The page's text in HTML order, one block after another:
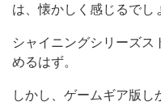
は、懐かしく感じるでし
シャイニングシリーズス
めるはず。
しかし、ゲームギア版し